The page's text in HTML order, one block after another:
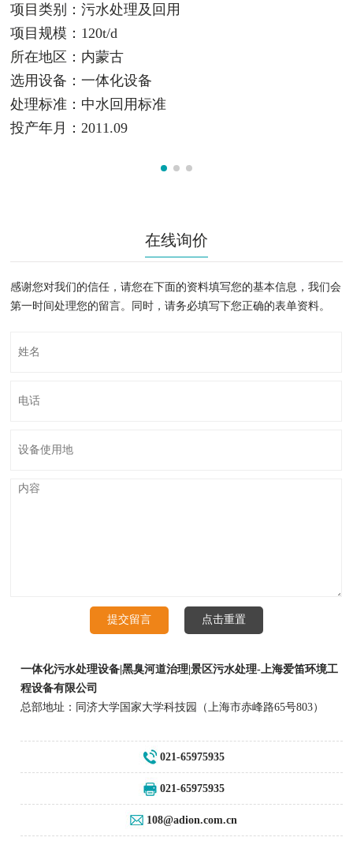
项目类别：污水处理及回用
项目规模：120t/d
所在地区：内蒙古
选用设备：一体化设备
处理标准：中水回用标准
投产年月：2011.09
在线询价
感谢您对我们的信任，请您在下面的资料填写您的基本信息，我们会
第一时间处理您的留言。同时，请务必填写下您正确的表单资料。
一体化污水处理设备|黑臭河道治理|景区污水处理-上海爱笛环境工
程设备有限公司
总部地址：同济大学国家大学科技园（上海市赤峰路65号803）
021-65975935
021-65975935
108@adion.com.cn